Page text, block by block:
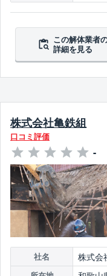
この解体業者
詳細を見る
株式会社亀鉄組
口コミ評価
-
社名 株式会